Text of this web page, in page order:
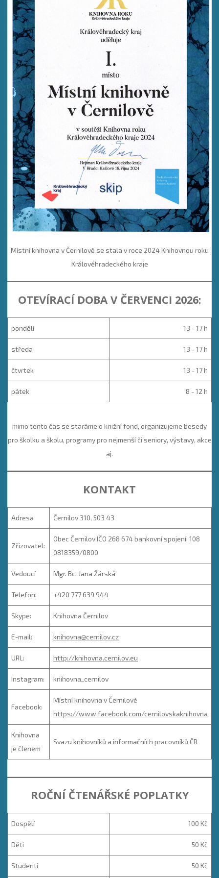
Místní knihovna v Černilově se stala v roce 2024 Knihovnou roku
Královéhradeckého kraje
OTEVÍRACÍ DOBA V ČERVENCI 2026:
pondělí 13 - 17 h
středa 13 - 17 h
čtvrtek 13 - 17 h
pátek 8 - 12 h
mimo tento čas se staráme o knižní fond, organizujeme besedy
pro školku a školu, programy pro nejmenší či seniory, výstavy, akce
aj.
KONTAKT
Adresa Černilov 310, 503 43
Zřizovatel:
Obec Černilov IČO 268 674 bankovní spojení: 108
0818359/0800
Vedoucí Mgr. Bc. Jana Žárská
Telefon: +420 777 639 944
Skype: Knihovna Černilov
E-mail: knihovna@cernilov.cz
URL: http://knihovna.cernilov.eu
Instagram: knihovna_cernilov
Facebook:
Místní knihovna v Černilově
https://www.facebook.com/cernilovskaknihovna
Knihovna
je členem
Svazu knihovníků a informačních pracovníků ČR
ROČNÍ ČTENÁŘSKÉ POPLATKY
Dospělí 100 Kč
Děti 50 Kč
Studenti 50 Kč